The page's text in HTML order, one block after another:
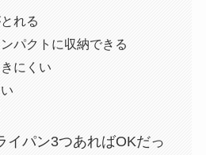
れる
パクトに収納できる
にくい
イパン3つあればOKだっ